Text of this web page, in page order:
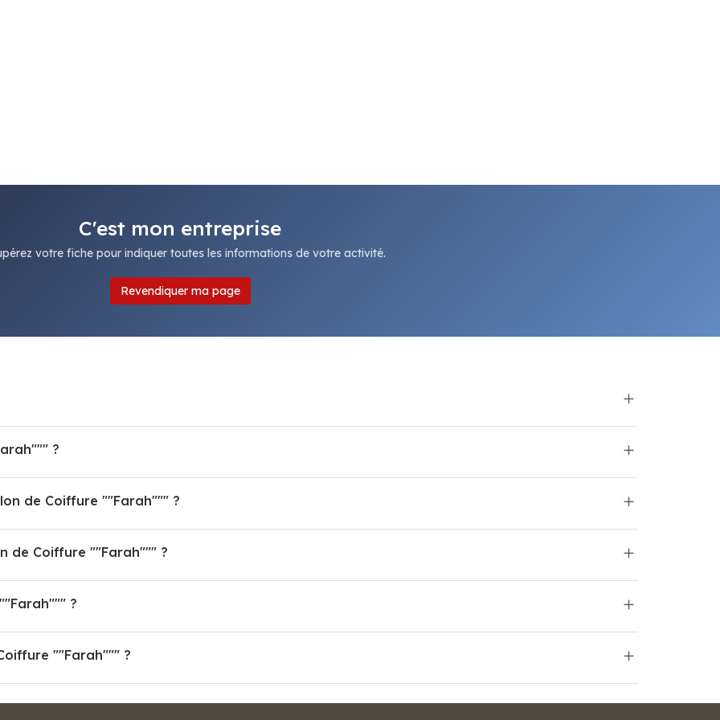
C'est mon entreprise
votre fiche pour indiquer toutes les informations de votre activité.
Revendiquer ma page
?
de Coiffure ""Farah""" ?
de Coiffure ""Farah""" ?
?
""Farah""" ?